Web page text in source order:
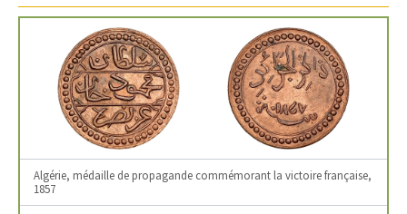
Algérie, médaille de propagande commémorant la victoire française,
1857